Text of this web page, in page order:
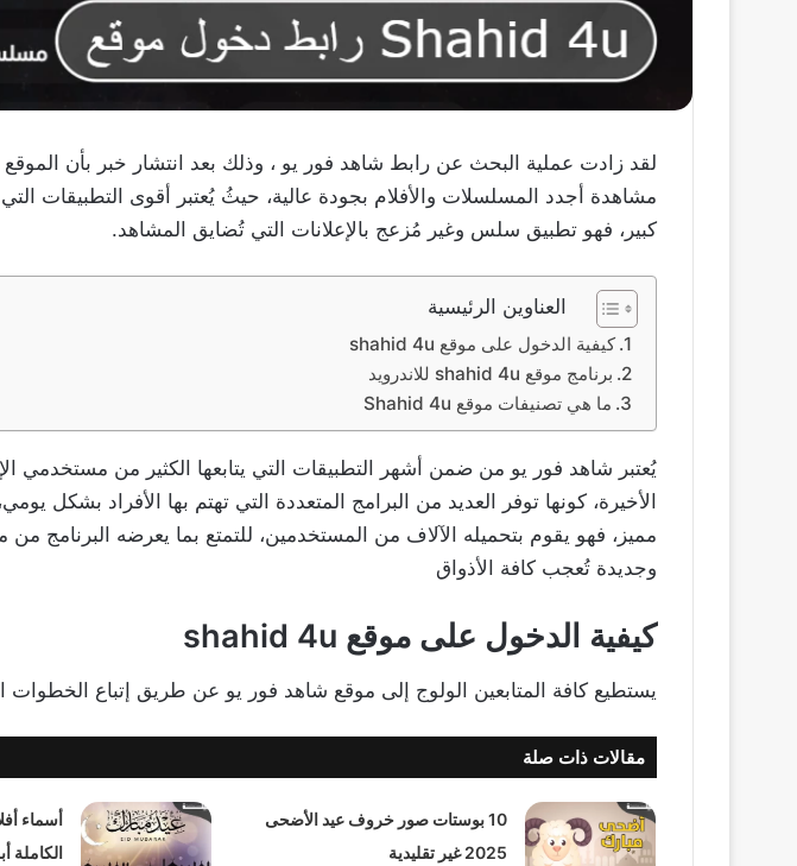
لقد زادت عملية البحث عن رابط شاهد فور يو ، وذلك بعد انتشار خبر بأن
مشاهدة أجدد المسلسلات والأفلام بجودة عالية، حيثُ يُعتبر أقوى التطبيقات التي
كبير، فهو تطبيق سلس وغير مُزعج بالإعلانات التي تُضايق المشاهد.
العناوين الرئيسية
كيفية الدخول على موقع shahid 4u
برنامج موقع shahid 4u للاندرويد
ما هي تصنيفات موقع Shahid 4u
يُعتبر شاهد فور يو من ضمن أشهر التطبيقات التي يتابعها الكثير من مستخدمي
الأخيرة، كونها توفر العديد من البرامج المتعددة التي تهتم بها الأفراد بشكل
مميز، فهو يقوم بتحميله الآلاف من المستخدمين، للتمتع بما يعرضه البرنامج
وجديدة تُعجب كافة الأذواق
كيفية الدخول على موقع shahid 4u
يستطيع كافة المتابعين الولوج إلى موقع شاهد فور يو عن طريق إتباع الخطوات
مقالات ذات صلة
10 بوستات صور خروف عيد الأضحى
2025 غير تقليدية
الكاملة أبرز 6 افلام في